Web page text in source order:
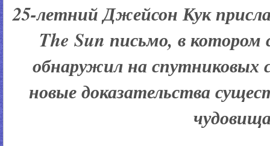
25-летний Джейсон Кук
The Sun письмо, в
обнаружил на спутниковых
новые доказательства